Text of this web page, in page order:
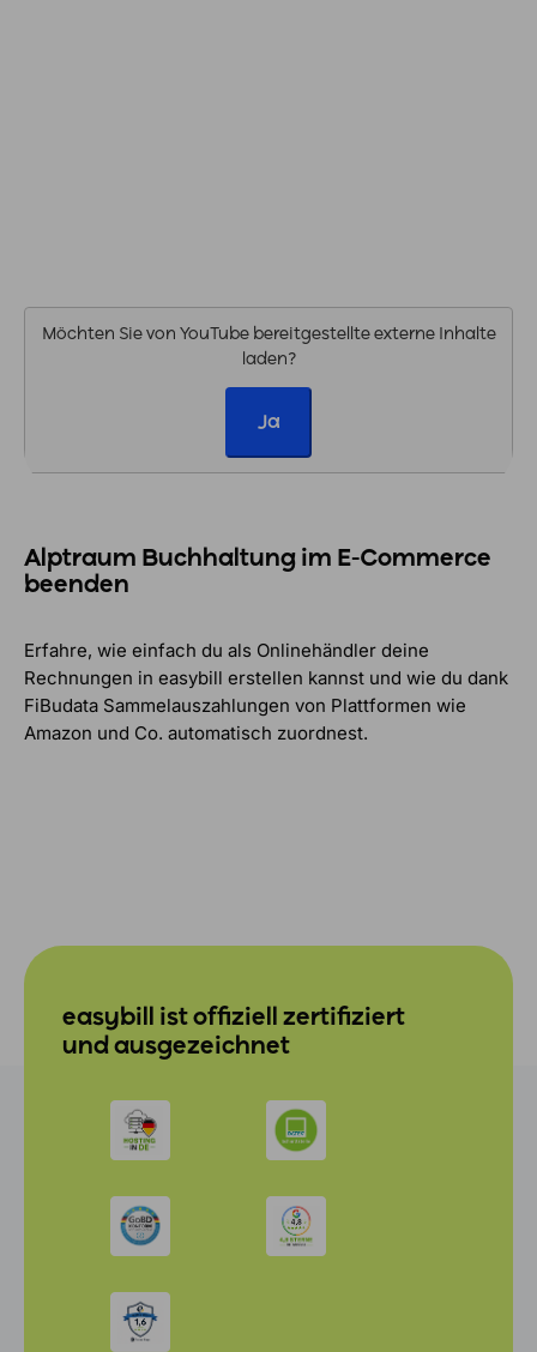
Möchten Sie von YouTubebereitgestellte externe Inhalte
laden?
Ja
Alptraum Buchhaltung im E-Commerce
beenden
Erfahre, wie einfach du als Onlinehändler deine
Rechnungen in easybill erstellen kannst und wie du dank
FiBudata Sammelauszahlungen von Plattformen wie
Amazon und Co. automatisch zuordnest.
easybill ist offiziell zertifiziert
und ausgezeichnet